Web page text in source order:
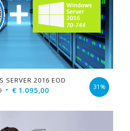
SERVER 2016 EOD
Original
was:
€ 1.580,00.
€ 1.095,00
is:
31%